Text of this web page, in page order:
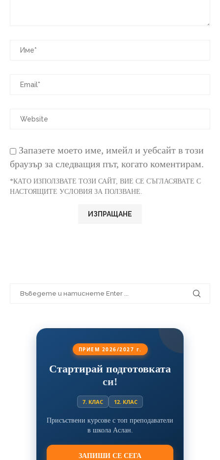
Запазете моето име, имейл и уебсайт в този
браузър за следващия път, когато коментирам.
*КАТО ИЗПОЛЗВАТЕ ТОЗИ САЙТ, ВИЕ СЕ СЪГЛАСЯВАТЕ С
НАСТОЯЩИТЕ УСЛОВИЯ ЗА ПОЛЗВАНЕ.
ПРИЕМ 2026/2027 г.
Стартирай подготовката
си!
7. КЛАС 12. КЛАС
Присъствени курсове с топ преподаватели
в школа Аслан.
ЗАПИШИ СЕ СЕГА